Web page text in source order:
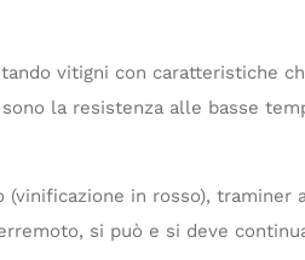
vitigni con caratteristiche
la resistenza alle basse
in rosso), traminer
si può e si deve